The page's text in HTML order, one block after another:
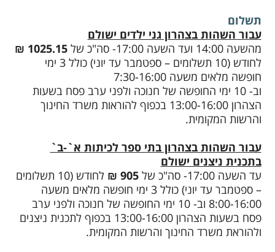
תשלום
עבור השהות בצהרון גני ילדים ישולם
מהשעה 14:00 ועד השעה 17:00- סה"כ של
1025.15 ₪
לחודש (10 תשלומים – ספטמבר עד יוני) כולל 3 ימי
חופשה מלאים משעה 7:30-16:00
וב- 10 ימי החופשה של חנוכה ולפני ערב פסח בשעות
הצהרון 13:00-16:00 בכפוף להוראות משרד החינוך
והרשות המקומית.
עבור השהות בצהרון בתי ספר לכיתות א`-ב`
בתכנית ניצנים ישולם
עד השעה 17:00- סה"כ של
905 ₪
לחודש (10 תשלומים
– ספטמבר עד יוני) כולל 3 ימי חופשה מלאים משעה
8:00-16:00 וב- 10 ימי החופשה של חנוכה ולפני ערב
פסח בשעות הצהרון 13:00-16:00 בכפוף לתכנית ניצנים
ולהוראת משרד החינוך והרשות המקומית.